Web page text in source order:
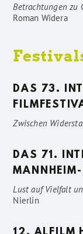
Betrachtungen zu
Roman Widera
DAS 73.
Zwischen
DAS 71.
MANNHEIM-
Lust auf Vielfalt
Nierlin